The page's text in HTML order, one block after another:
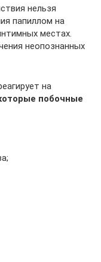
нельзя
папиллом на
местах.
неопознанных
на
побочные